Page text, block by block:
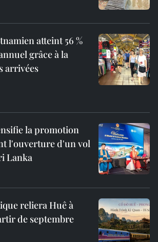
atteint 56 %
grâce à la
arrivées
la promotion
l'ouverture d'un vol
Lanka
reliera Huê à
de septembre